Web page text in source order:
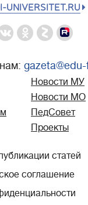
UNIVERSITET.RU
Новости МУ
Новости МО
ПедСовет
Проекты
статей
соглашение